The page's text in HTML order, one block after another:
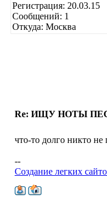
Регистрация: 20.03.15
Сообщений: 1
Откуда: Москва
Re: ИЩУ НОТЫ
что-то долго никто не
--
Создание легких